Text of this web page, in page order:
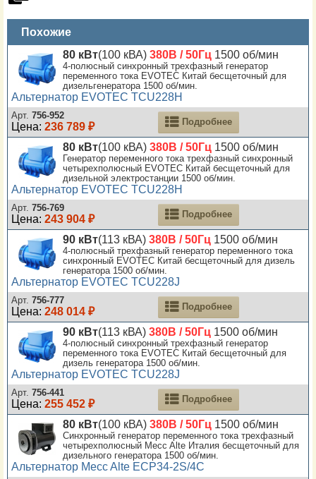
Похожие
80 кВт(100 кВА) 380В / 50Гц 1500 об/мин
4-полюсный синхронный трехфазный генератор
переменного тока EVOTEC Китай бесщеточный для
дизельгенератора 1500 об/мин.
Альтернатор EVOTEC TCU228H
Арт. 756-952
Цена: 236 789 ₽ Подробнее
80 кВт(100 кВА) 380В / 50Гц 1500 об/мин
Генератор переменного тока трехфазный синхронный
четырехполюсный EVOTEC Китай бесщеточный для
дизельной электростанции 1500 об/мин.
Альтернатор EVOTEC TCU228H
Арт. 756-769
Цена: 243 904 ₽ Подробнее
90 кВт(113 кВА) 380В / 50Гц 1500 об/мин
4-полюсный трехфазный генератор переменного тока
синхронный EVOTEC Китай бесщеточный для дизель
генератора 1500 об/мин.
Альтернатор EVOTEC TCU228J
Арт. 756-777
Цена: 248 014 ₽ Подробнее
90 кВт(113 кВА) 380В / 50Гц 1500 об/мин
4-полюсный синхронный трехфазный генератор
переменного тока EVOTEC Китай бесщеточный для
дизель генератора 1500 об/мин.
Альтернатор EVOTEC TCU228J
Арт. 756-441
Цена: 255 452 ₽ Подробнее
80 кВт(100 кВА) 380В / 50Гц 1500 об/мин
Синхронный генератор переменного тока трехфазный
четырехполюсный Mecc Alte Италия бесщеточный для
дизельного генератора 1500 об/мин.
Альтернатор Mecc Alte ECP34-2S/4C